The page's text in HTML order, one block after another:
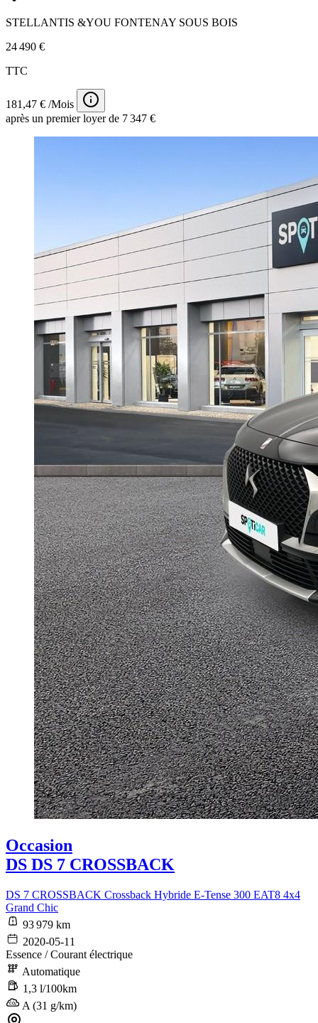
STELLANTIS &YOU FONTENAY SOUS BOIS
24 490 €
TTC
181,47 € /Mois
après un premier loyer de 7 347 €
Occasion
DS DS 7 CROSSBACK
DS 7 CROSSBACK Crossback Hybride E-Tense 300 EAT8 4x4
Grand Chic
93 979 km
2020-05-11
Essence / Courant électrique
Automatique
1,3 l/100km
A (31 g/km)